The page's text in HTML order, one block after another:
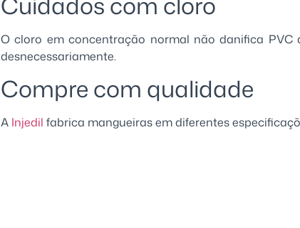
O cloro em concentração normal não danifica PVC
desnecessariamente.
Compre com qualidade
A Injedil fabrica mangueiras em diferentes